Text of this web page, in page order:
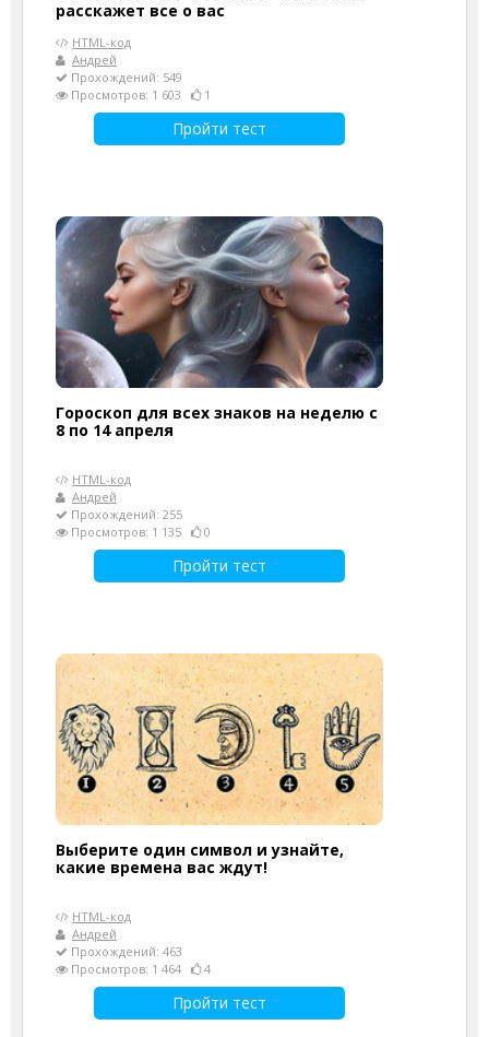
расскажет все о вас
HTML-код
Андрей
Прохождений: 549
Просмотров: 1 603
1
Пройти тест
Гороскоп для всех знаков на неделю с
8 по 14 апреля
HTML-код
Андрей
Прохождений: 255
Просмотров: 1 135
0
Пройти тест
Выберите один символ и узнайте,
какие времена вас ждут!
HTML-код
Андрей
Прохождений: 463
Просмотров: 1 464
4
Пройти тест